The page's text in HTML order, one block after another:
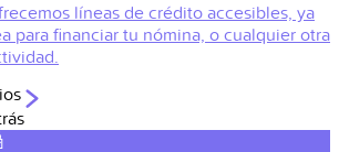
líneas de crédito accesibles, ya
para financiar tu nómina, o cualquier otra